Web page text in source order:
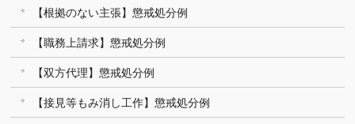
【根拠のない主張】懲戒処分例
【職務上請求】懲戒処分例
【双方代理】懲戒処分例
【接見等もみ消し工作】懲戒処分例